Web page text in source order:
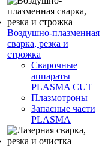
Воздушно-плазменная
сварка, резка и
строжка
Сварочные
аппараты
PLASMA CUT
Плазмотроны
Запасные части
PLASMA